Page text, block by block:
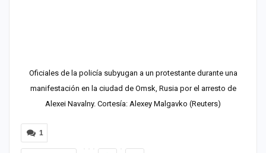
Oficiales de la policía subyugan a un protestante durante una
manifestación en la ciudad de Omsk, Rusia por el arresto de
Alexei Navalny. Cortesía: Alexey Malgavko (Reuters)
1